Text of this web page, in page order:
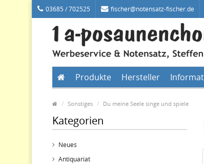
03685 / 702525 fischer@notensatz-fischer.de
Produkte Hersteller
Sonstiges Du meine Seele singe und spiele
Kategorien
Neues
Antiquariat